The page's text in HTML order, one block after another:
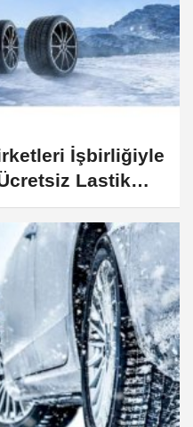
İşbirliğiyle
Lastik
Teminatı Geliyor